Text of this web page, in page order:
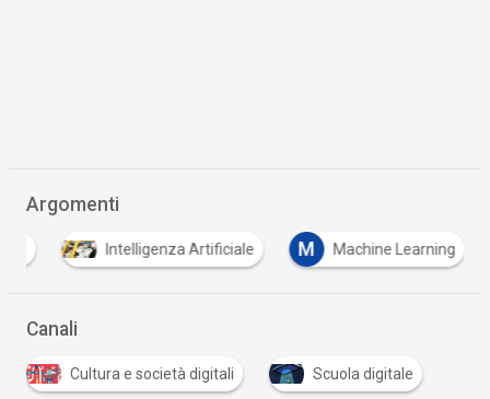
Argomenti
Intelligenza Artificiale M Machine Learning
Canali
Cultura e società digitali Scuola digitale